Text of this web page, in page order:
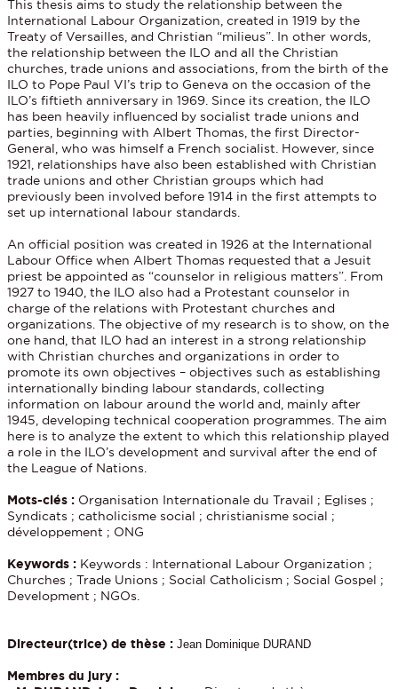
This thesis aims to study the relationship between the
International Labour Organization, created in 1919 by the
Treaty of Versailles, and Christian “milieus”. In other words,
the relationship between the ILO and all the Christian
churches, trade unions and associations, from the birth of the
ILO to Pope Paul VI’s trip to Geneva on the occasion of the
ILO’s fiftieth anniversary in 1969. Since its creation, the ILO
has been heavily influenced by socialist trade unions and
parties, beginning with Albert Thomas, the first Director-
General, who was himself a French socialist. However, since
1921, relationships have also been established with Christian
trade unions and other Christian groups which had
previously been involved before 1914 in the first attempts to
set up international labour standards.
An official position was created in 1926 at the International
Labour Office when Albert Thomas requested that a Jesuit
priest be appointed as “counselor in religious matters”. From
1927 to 1940, the ILO also had a Protestant counselor in
charge of the relations with Protestant churches and
organizations. The objective of my research is to show, on the
one hand, that ILO had an interest in a strong relationship
with Christian churches and organizations in order to
promote its own objectives – objectives such as establishing
internationally binding labour standards, collecting
information on labour around the world and, mainly after
1945, developing technical cooperation programmes. The aim
here is to analyze the extent to which this relationship played
a role in the ILO’s development and survival after the end of
the League of Nations.
Mots-clés : Organisation Internationale du Travail ; Eglises ;
Syndicats ; catholicisme social ; christianisme social ;
développement ; ONG
Keywords : Keywords : International Labour Organization ;
Churches ; Trade Unions ; Social Catholicism ; Social Gospel ;
Development ; NGOs.
Directeur(trice) de thèse : Jean Dominique DURAND
Membres du jury :